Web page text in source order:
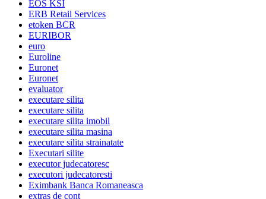
EOS KSI
ERB Retail Services
etoken BCR
EURIBOR
euro
Euroline
Euronet
Euronet
evaluator
executare silita
executare silita
executare silita imobil
executare silita masina
executare silita strainatate
Executari silite
executor judecatoresc
executori judecatoresti
Eximbank Banca Romaneasca
extras de cont